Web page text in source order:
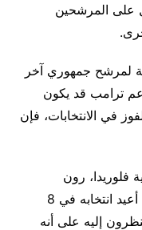
على المرشحين
لمرشح جمهوري آخر
ترامب قد يكون
في الانتخابات، فإن
فلوريدا، رون
ديسانتيس، كمرشح محتمل، قائلا: “لقد أعيد انتخابه في 8
إليه على أنه